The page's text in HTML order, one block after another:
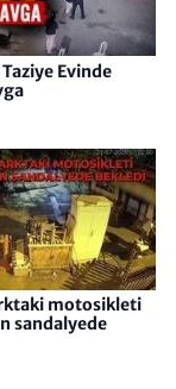
Evinde
motosikleti
sandalyede